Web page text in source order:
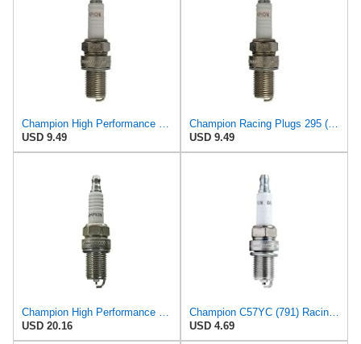
Champion High Performance 295 Spark Plug (Carton of 1) - C57CX
USD 9.49
Champion Racing Plugs 295 (C57CX) Pack of 1 (UPC 037551007080)
USD 9.49
Champion High Performance 276 Spark Plug (Carton of 1) - C57Y
USD 20.16
Champion C57YC (791) Racing Plug
USD 4.69